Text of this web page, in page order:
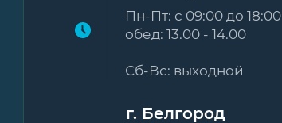
Пн-Пт: с 09:00 до 18:00
обед: 13.00 - 14.00
Сб-Вс: выходной
г. Белгород